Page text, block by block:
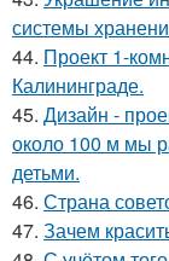
системы
44. Проект 1-
Калининграде.
45. Дизайн -
около 100 м мы
детьми.
46. Страна
47. Зачем